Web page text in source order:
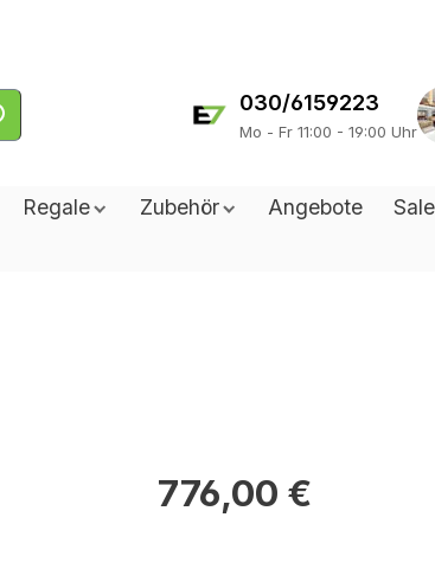
030/6159223
Mo - Fr 11:00 - 19:00 Uhr
Regale Zubehör Angebote Sale
776,00 €